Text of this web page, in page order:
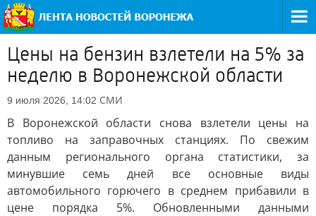
Цены на бензин взлетели на 5% за
неделю в Воронежской области
9 июля 2026, 14:02 СМИ
В Воронежской области снова взлетели цены на
топливо на заправочных станциях. По свежим
данным регионального органа статистики, за
минувшие семь дней все основные виды
автомобильного горючего в среднем прибавили в
цене порядка 5%. Обновленными данными